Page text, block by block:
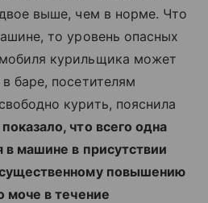
выше, чем в норме. Что
то уровень опасных
курильщика может
баре, посетителям
курить, пояснила
что всего одна
в машине в присутствии
повышению
моче в течение